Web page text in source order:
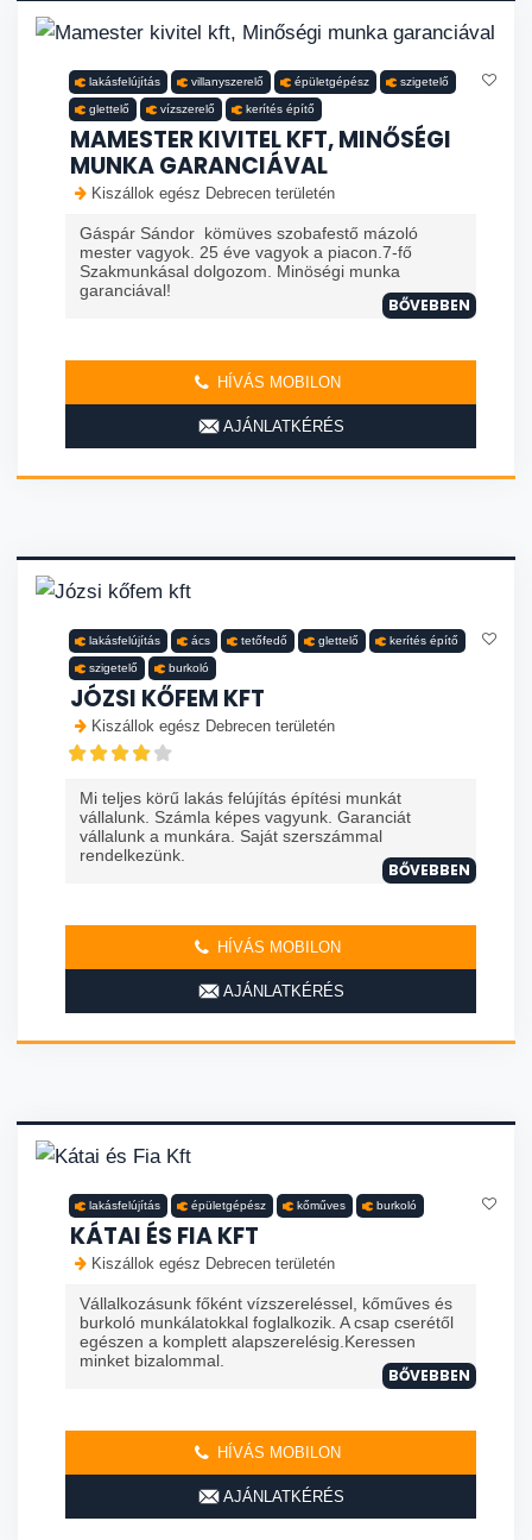
lakásfelújítás villanyszerelő épületgépész szigetelő
glettelő vízszerelő kerítés építő
MAMESTER KIVITEL KFT, MINŐSÉGI
MUNKA GARANCIÁVAL
Kiszállok egész Debrecen területén
Gáspár Sándor kömüves szobafestő mázoló
mester vagyok. 25 éve vagyok a piacon.7-fő
Szakmunkásal dolgozom. Minöségi munka
garanciával!
BŐVEBBEN
HÍVÁS MOBILON
AJÁNLATKÉRÉS
lakásfelújítás ács tetőfedő glettelő kerítés építő
szigetelő burkoló
JÓZSI KŐFEM KFT
Kiszállok egész Debrecen területén
Mi teljes körű lakás felújítás építési munkát
vállalunk. Számla képes vagyunk. Garanciát
vállalunk a munkára. Saját szerszámmal
rendelkezünk.
BŐVEBBEN
HÍVÁS MOBILON
AJÁNLATKÉRÉS
lakásfelújítás épületgépész kőműves burkoló
KÁTAI ÉS FIA KFT
Kiszállok egész Debrecen területén
Vállalkozásunk főként vízszereléssel, kőműves és
burkoló munkálatokkal foglalkozik. A csap cserétől
egészen a komplett alapszerelésig.Keressen
minket bizalommal.
BŐVEBBEN
HÍVÁS MOBILON
AJÁNLATKÉRÉS